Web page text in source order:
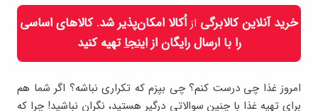
خرید آنلاین کالابرگی از اُکالا امکان‌پذیر شد. کالاهای اساسی
را با ارسال رایگان ازاینجاتهیه کنید
امروز غذا چی درست کنم؟ چی بپزم که تکراری نباشه؟ اگر شما هم
برای تهیه غذا با چنین سوالاتی درگیر هستید، نگران نباشید! چرا که